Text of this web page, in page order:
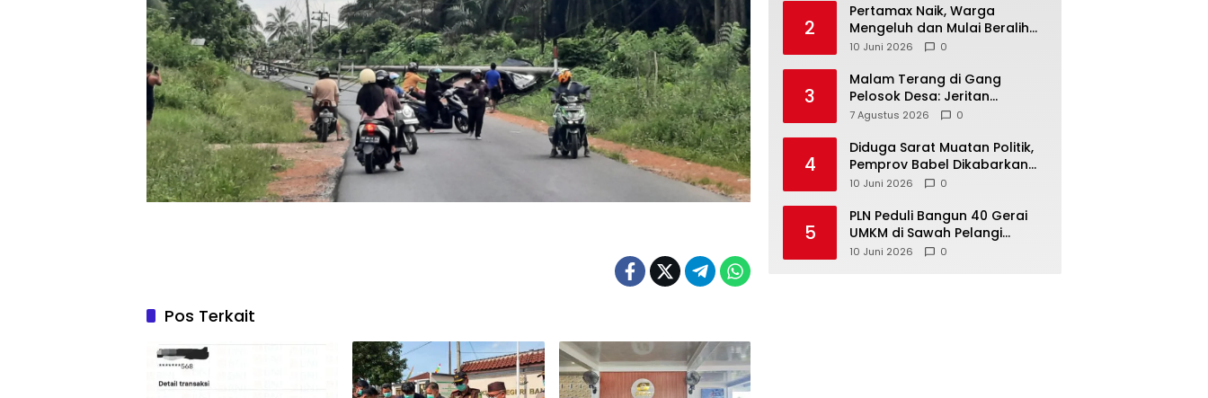
Pos Terkait
2
‎Pertamax Naik, Warga
Mengeluh dan Mulai Beralih
ke Pertalite Meski Harus Antre
10 Juni 2026 0
3
Malam Terang di Gang
Pelosok Desa: Jeritan
Harapan Ketua APDESI
Babel
7 Agustus 2026 0
4
‎Diduga Sarat Muatan Politik,
Pemprov Babel Dikabarkan
Lakukan Rotasi Besar-
10 Juni 2026 0
5
‎PLN Peduli Bangun 40 Gerai
UMKM di Sawah Pelangi
Namang, Dorong
10 Juni 2026 0